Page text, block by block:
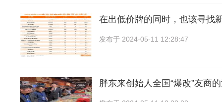
在出低价牌的同时，也该寻找
发布于 2024-05-11 12:28:47
胖东来创始人全国“爆改”友商